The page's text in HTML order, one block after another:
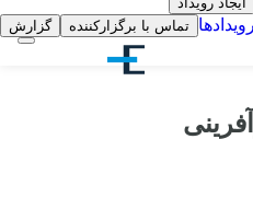
رویدادها تماس با برگزارکننده گزارش